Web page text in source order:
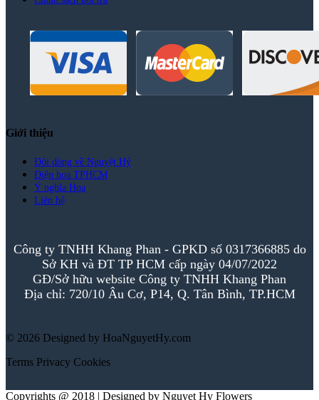
Giới thiệu
Đôi dòng về Nguyệt Hỷ
Điện hoa TPHCM
Ý nghĩa Hoa
Liên hệ
Công ty TNHH Khang Phan - GPKD số 0317366885 do
Sở KH và ĐT TP HCM cấp ngày 04/07/2022
GĐ/Sở hữu website Công ty TNHH Khang Phan
Địa chỉ: 720/10 Âu Cơ, P14, Q. Tân Bình, TP.HCM
© 2026 Designed by HoaNguyetHy.com
Terms Privacy Cookies
Copyrights @ 2018 | Designed by Nguyet Hy Flowers